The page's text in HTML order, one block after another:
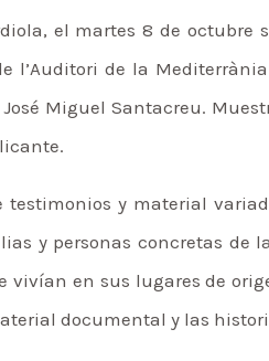
el martes 8 de octubre
l’Auditori de la
Miguel Santacreu.
testimonios y material
y personas concretas de
en sus lugares de
documental y las